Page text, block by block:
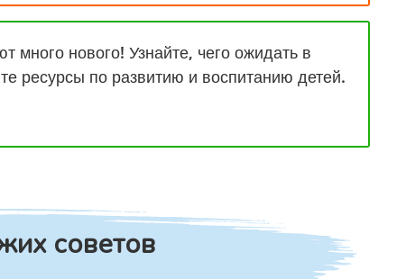
много нового! Узнайте, чего ожидать в
ресурсы по развитию и воспитанию детей.
советов